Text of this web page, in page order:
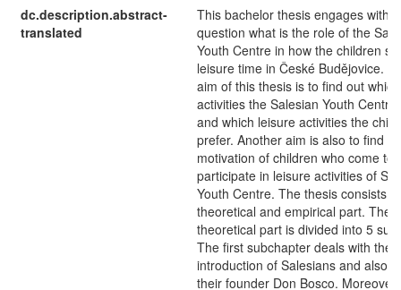
dc.description.abstract-
translated
This bachelor thesis engages with
question what is the role of the
Youth Centre in how the children
leisure time in České Budějovice.
aim of this thesis is to find out
activities the Salesian Youth Centre
and which leisure activities the
prefer. Another aim is also to find
motivation of children who come to
participate in leisure activities of
Youth Centre. The thesis consists of
theoretical and empirical part. The
theoretical part is divided into 5
The first subchapter deals with the
introduction of Salesians and also
their founder Don Bosco.